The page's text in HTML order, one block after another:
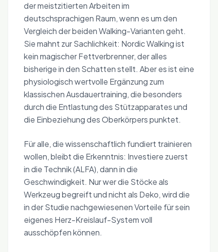
der meistzitierten Arbeiten im
deutschsprachigen Raum, wenn es um den
Vergleich der beiden Walking-Varianten geht.
Sie mahnt zur Sachlichkeit: Nordic Walking ist
kein magischer Fettverbrenner, der alles
bisherige in den Schatten stellt. Aber es ist eine
physiologisch wertvolle Ergänzung zum
klassischen Ausdauertraining, die besonders
durch die Entlastung des Stützapparates und
die Einbeziehung des Oberkörpers punktet.
Für alle, die wissenschaftlich fundiert trainieren
wollen, bleibt die Erkenntnis: Investiere zuerst
in die Technik (ALFA), dann in die
Geschwindigkeit. Nur wer die Stöcke als
Werkzeug begreift und nicht als Deko, wird die
in der Studie nachgewiesenen Vorteile für sein
eigenes Herz-Kreislauf-System voll
ausschöpfen können.